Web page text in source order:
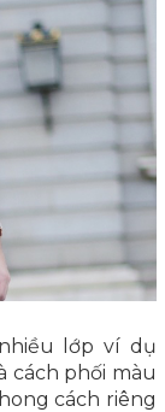
lớp ví dụ
cách phối màu
cách riêng